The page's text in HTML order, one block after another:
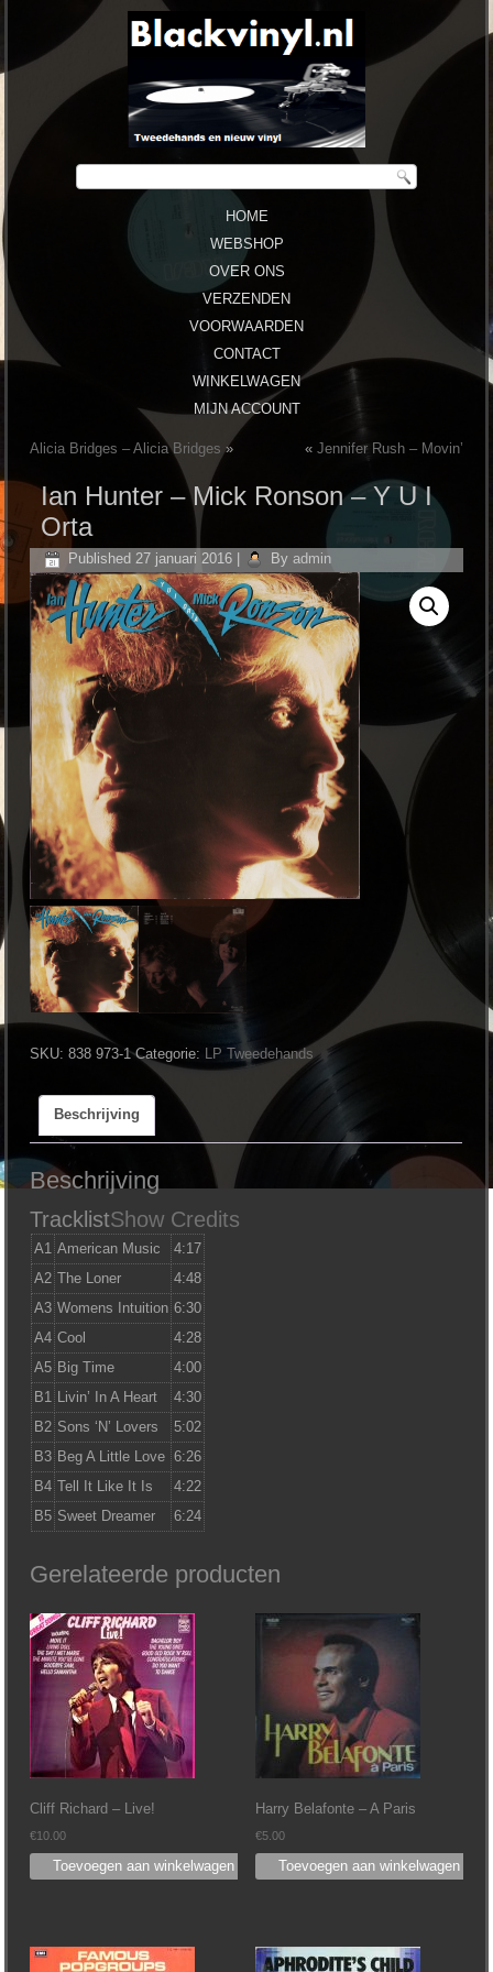
HOME
WEBSHOP
OVER ONS
VERZENDEN
VOORWAARDEN
CONTACT
WINKELWAGEN
MIJN ACCOUNT
Alicia Bridges ‎– Alicia Bridges » « Jennifer Rush ‎– Movin’
Ian Hunter – Mick Ronson ‎– Y U I
Orta
Published 27 januari 2016 By admin
SKU:838 973-1 Categorie: LP Tweedehands
Beschrijving
Beschrijving
TracklistShow Credits
A1 American Music
4:17
A2 The Loner
4:48
A3 Womens Intuition 6:30
A4 Cool
4:28
A5 Big Time
4:00
B1
Livin’ In A Heart
4:30
B2 Sons ‘N’ Lovers
5:02
B3 Beg A Little Love 6:26
B4 Tell It Like It Is
4:22
B5 Sweet Dreamer 6:24
Gerelateerde producten
Cliff Richard – Live!
€10.00
Toevoegen aan winkelwagen
Harry Belafonte – A Paris
€5.00
Toevoegen aan winkelwagen